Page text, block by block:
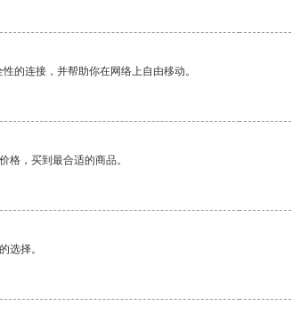
的连接，并帮助你在网络上自由移动。
格，买到最合适的商品。
选择。